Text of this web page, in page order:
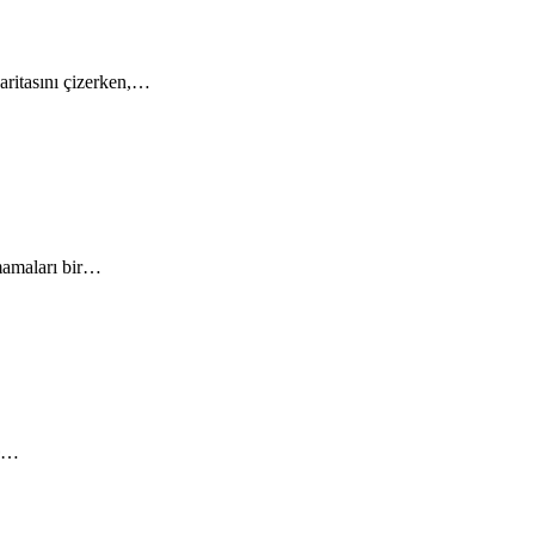
çizerken,…
bir…